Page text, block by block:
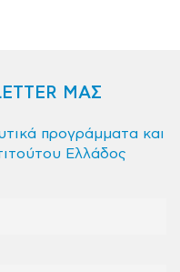
ΜΑΣ
προγράμματα και
Ελλάδος